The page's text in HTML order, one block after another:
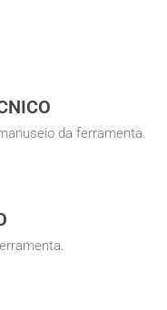
da ferramenta.